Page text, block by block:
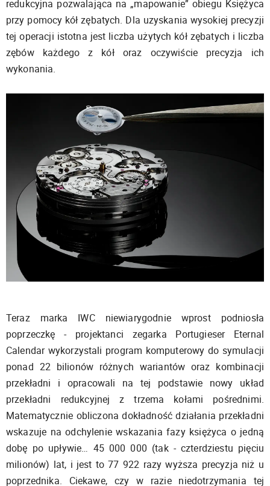
redukcyjna pozwalająca na „mapowanie” obiegu Księżyca
przy pomocy kół zębatych. Dla uzyskania wysokiej precyzji
tej operacji istotna jest liczba użytych kół zębatych i liczba
zębów każdego z kół oraz oczywiście precyzja ich
wykonania.
Teraz marka IWC niewiarygodnie wprost podniosła
poprzeczkę - projektanci zegarka Portugieser Eternal
Calendar wykorzystali program komputerowy do symulacji
ponad 22 bilionów różnych wariantów oraz kombinacji
przekładni i opracowali na tej podstawie nowy układ
przekładni redukcyjnej z trzema kołami pośrednimi.
Matematycznie obliczona dokładność działania przekładni
wskazuje na odchylenie wskazania fazy księżyca o jedną
dobę po upływie… 45 000 000 (tak - czterdziestu pięciu
milionów) lat, i jest to 77 922 razy wyższa precyzja niż u
poprzednika. Ciekawe, czy w razie niedotrzymania tej